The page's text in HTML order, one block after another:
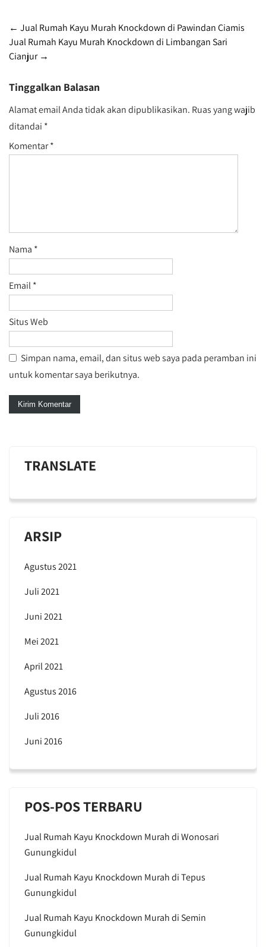
Post
navigation
← Jual Rumah Kayu Murah Knockdown di Pawindan Ciamis
Jual Rumah Kayu Murah Knockdown di Limbangan Sari
Cianjur →
Tinggalkan Balasan
Alamat email Anda tidak akan dipublikasikan. Ruas yang wajib
ditandai *
Komentar*
Nama *
Email*
Situs Web
Simpan nama, email, dan situs web saya pada peramban ini
untuk komentar saya berikutnya.
TRANSLATE
ARSIP
Agustus 2021
Juli 2021
Juni 2021
Mei 2021
April 2021
Agustus 2016
Juli 2016
Juni 2016
POS-POS TERBARU
Jual Rumah Kayu Knockdown Murah di Wonosari
Gunungkidul
Jual Rumah Kayu Knockdown Murah di Tepus
Gunungkidul
Jual Rumah Kayu Knockdown Murah di Semin
Gunungkidul